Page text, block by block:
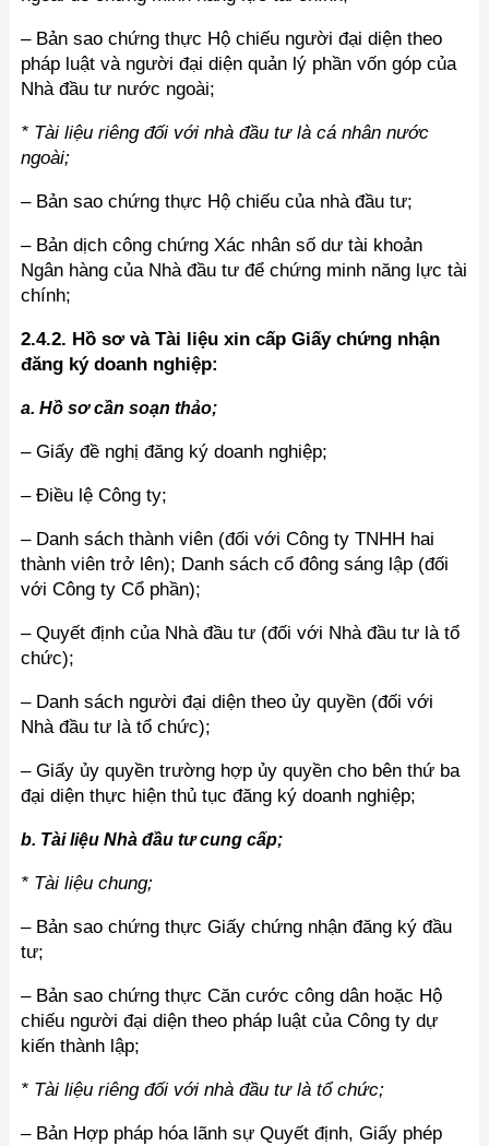
– Bản sao chứng thực Hộ chiếu người đại diện theo
pháp luật và người đại diện quản lý phần vốn góp của
Nhà đầu tư nước ngoài;
* Tài liệu riêng đối với nhà đầu tư là cá nhân nước
ngoài;
– Bản sao chứng thực Hộ chiếu của nhà đầu tư;
– Bản dịch công chứng Xác nhân số dư tài khoản
Ngân hàng của Nhà đầu tư để chứng minh năng lực tài
chính;
2.4.2. Hồ sơ và Tài liệu xin cấp Giấy chứng nhận
đăng ký doanh nghiệp:
a. Hồ sơ cần soạn thảo;
– Giấy đề nghị đăng ký doanh nghiệp;
– Điều lệ Công ty;
– Danh sách thành viên (đối với Công ty TNHH hai
thành viên trở lên); Danh sách cổ đông sáng lập (đối
với Công ty Cổ phần);
– Quyết định của Nhà đầu tư (đối với Nhà đầu tư là tổ
chức);
– Danh sách người đại diện theo ủy quyền (đối với
Nhà đầu tư là tổ chức);
– Giấy ủy quyền trường hợp ủy quyền cho bên thứ ba
đại diện thực hiện thủ tục đăng ký doanh nghiệp;
b. Tài liệu Nhà đầu tư cung cấp;
* Tài liệu chung;
– Bản sao chứng thực Giấy chứng nhận đăng ký đầu
tư;
– Bản sao chứng thực Căn cước công dân hoặc Hộ
chiếu người đại diện theo pháp luật của Công ty dự
kiến thành lập;
* Tài liệu riêng đối với nhà đầu tư là tổ chức;
– Bản Hợp pháp hóa lãnh sự Quyết định, Giấy phép